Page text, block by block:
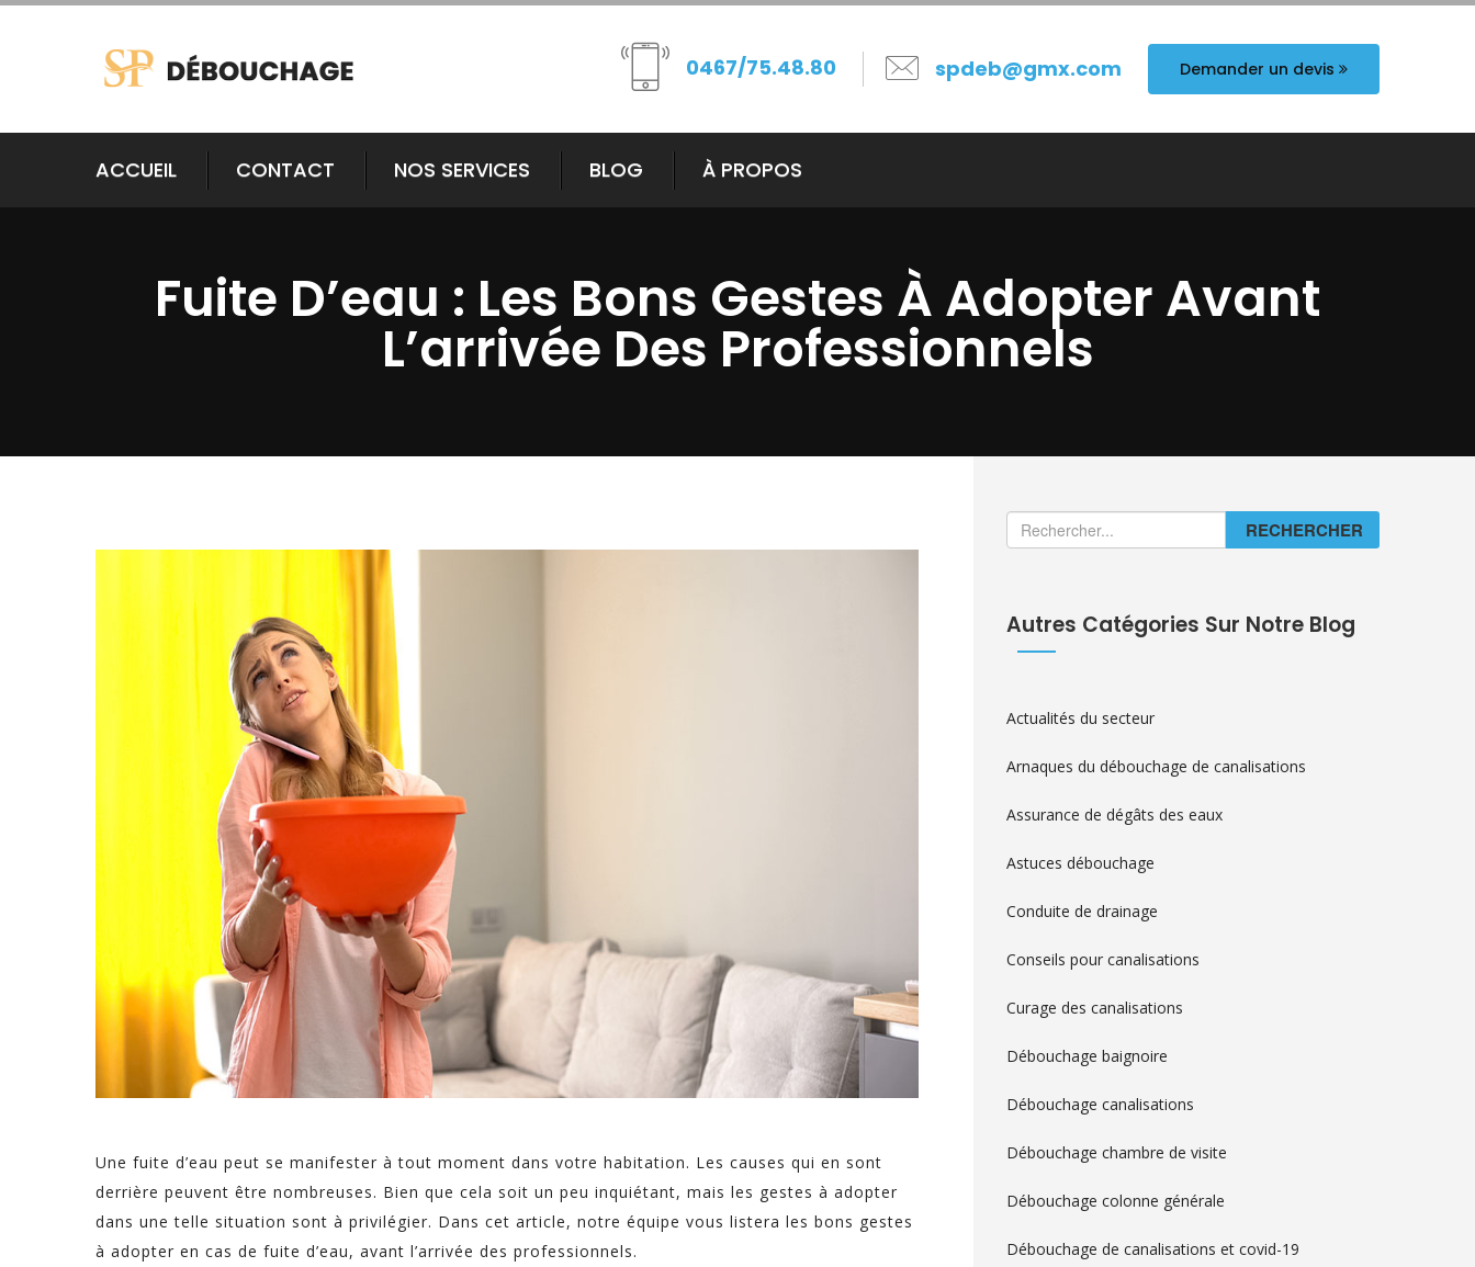
0467/75.48.80 spdeb@gmx.com Demander un devis
ACCUEIL CONTACT NOS SERVICES BLOG À PROPOS
Fuite D’eau : Les Bons Gestes À Adopter Avant
L’arrivée Des Professionnels
Une fuite d’eau peut se manifester à tout moment dans votre habitation. Les causes qui en sont
derrière peuvent être nombreuses. Bien que cela soit un peu inquiétant, mais les gestes à adopter
dans une telle situation sont à privilégier. Dans cet article, notre équipe vous listera les bons gestes
à adopter en cas de fuite d’eau, avant l’arrivée des professionnels.
RECHERCHER
Autres Catégories Sur Notre Blog
Actualités du secteur
Arnaques du débouchage de canalisations
Assurance de dégâts des eaux
Astuces débouchage
Conduite de drainage
Conseils pour canalisations
Curage des canalisations
Débouchage baignoire
Débouchage canalisations
Débouchage chambre de visite
Débouchage colonne générale
Débouchage de canalisations et covid-19